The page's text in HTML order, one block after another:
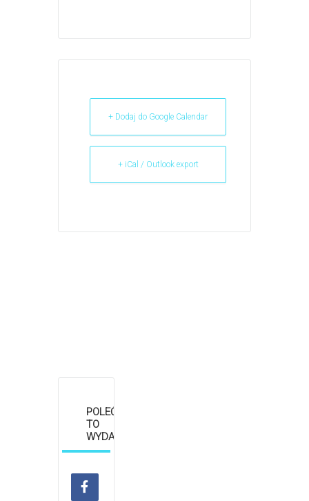
+ Dodaj do Google Calendar
+ iCal / Outlook export
POLEĆ
TO
WYDARZENIE